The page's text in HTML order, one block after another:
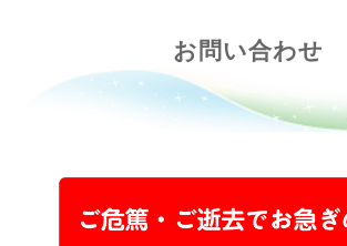
お問い合わせ